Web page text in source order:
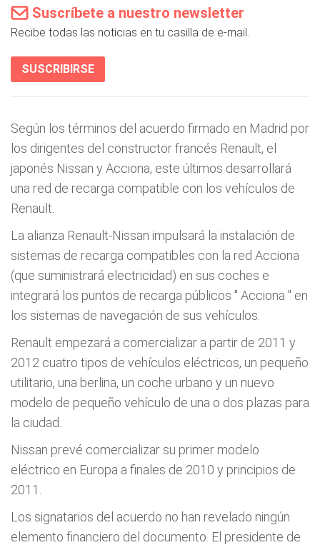
Suscríbete a nuestro newsletter
Recibe todas las noticias en tu casilla de e-mail.
SUSCRIBIRSE
Según los términos del acuerdo firmado en Madrid por
los dirigentes del constructor francés Renault, el
japonés Nissan y Acciona, este últimos desarrollará
una red de recarga compatible con los vehículos de
Renault.
La alianza Renault-Nissan impulsará la instalación de
sistemas de recarga compatibles con la red Acciona
(que suministrará electricidad) en sus coches e
integrará los puntos de recarga públicos " Acciona " en
los sistemas de navegación de sus vehículos.
Renault empezará a comercializar a partir de 2011 y
2012 cuatro tipos de vehículos eléctricos, un pequeño
utilitario, una berlina, un coche urbano y un nuevo
modelo de pequeño vehículo de una o dos plazas para
la ciudad.
Nissan prevé comercializar su primer modelo
eléctrico en Europa a finales de 2010 y principios de
2011.
Los signatarios del acuerdo no han revelado ningún
elemento financiero del documento. El presidente de